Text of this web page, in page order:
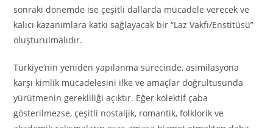
sonraki dönemde ise çeşitli dallarda mücadele verecek ve
kalıcı kazanımlara katkı sağlayacak bir “Laz Vakfı/Enstitüsü”
oluşturulmalıdır.
Türkiye’nin yeniden yapılanma sürecinde, asimilasyona
karşı kimlik mücadelesini ilke ve amaçlar doğrultusunda
yürütmenin gerekliliği açıktır. Eğer kolektif çaba
gösterilmezse, çeşitli nostaljik, romantik, folklorik ve